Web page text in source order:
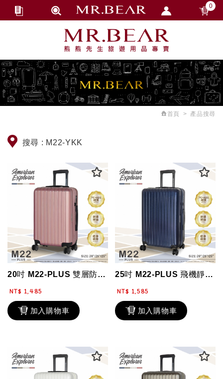
首頁 產品搜尋
搜尋 : M22-YKK
20吋 M22-PLUS 雙層防爆拉鏈 登機箱 霧面髮絲紋 TSA鎖 行李箱 雙...
NT$ 1,485
加入購物車
25吋 M22-PLUS 飛機靜音輪 霧面防刮 雙層防盜拉鏈 霧面行李箱 水杯架...
NT$ 1,585
加入購物車
0
會員登入
會員註冊
忘記密碼
訂單查詢
追蹤清單
繁體中文